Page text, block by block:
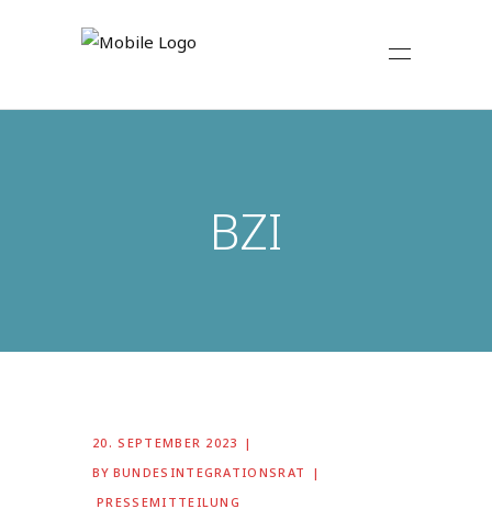
BZI
20. SEPTEMBER 2023
BY BUNDESINTEGRATIONSRAT
PRESSEMITTEILUNG